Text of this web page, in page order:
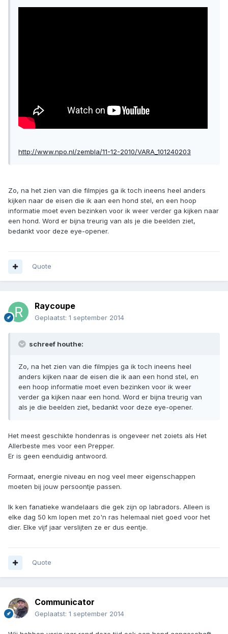
http://www.npo.nl/zembla/11-12-2010/VARA_101240203
Zo, na het zien van die filmpjes ga ik toch ineens heel anders
kijken naar de eisen die ik aan een hond stel, en een hoop
informatie moet even bezinken voor ik weer verder ga kijken naar
een hond. Word er bijna treurig van als je die beelden ziet,
bedankt voor deze eye-opener.
Quote
Raycoupe
Geplaatst: 1 september 2014
schreef houthe:
Zo, na het zien van die filmpjes ga ik toch ineens heel
anders kijken naar de eisen die ik aan een hond stel, en
een hoop informatie moet even bezinken voor ik weer
verder ga kijken naar een hond. Word er bijna treurig van
als je die beelden ziet, bedankt voor deze eye-opener.
Het meest geschikte hondenras is ongeveer net zoiets als Het
Allerbeste mes voor een Prepper.
Er is geen eenduidig antwoord.
Formaat, energie niveau en nog veel meer eigenschappen
moeten bij jouw persoontje passen.
Ik ken fanatieke wandelaars die gek zijn op labradors. Alleen is
elke dag 50 km lopen met zo'n ras helemaal niet goed voor het
dier. Elke vijf jaar verslijten ze er dus eentje.
Quote
Communicator
Geplaatst: 1 september 2014